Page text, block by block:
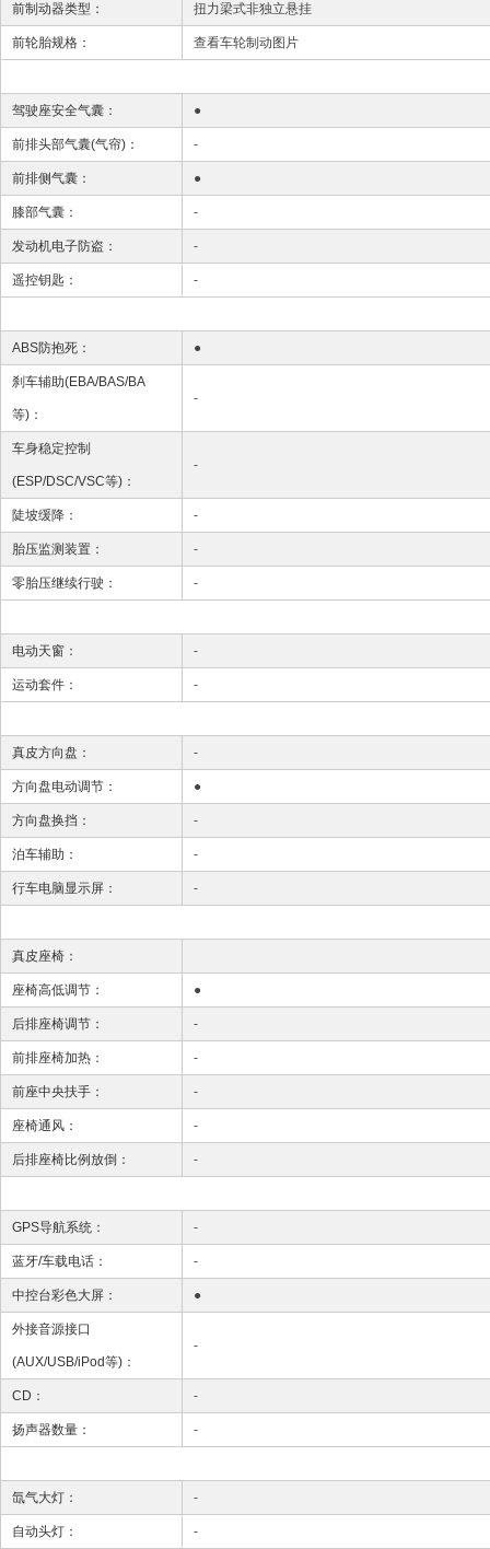
前制动器类型： 扭力梁式非独立悬挂
前轮胎规格： 查看车轮制动图片
驾驶座安全气囊： ●
前排头部气囊(气帘)： -
前排侧气囊： ●
膝部气囊： -
发动机电子防盗： -
遥控钥匙： -
ABS防抱死： ●
刹车辅助(EBA/BAS/BA
等)：
-
车身稳定控制
(ESP/DSC/VSC等)：
-
陡坡缓降： -
胎压监测装置： -
零胎压继续行驶： -
电动天窗： -
运动套件： -
真皮方向盘： -
方向盘电动调节： ●
方向盘换挡： -
泊车辅助： -
行车电脑显示屏： -
真皮座椅：
座椅高低调节： ●
后排座椅调节： -
前排座椅加热： -
前座中央扶手： -
座椅通风： -
后排座椅比例放倒： -
GPS导航系统： -
蓝牙/车载电话： -
中控台彩色大屏： ●
外接音源接口
(AUX/USB/iPod等)：
-
CD： -
扬声器数量： -
氙气大灯： -
自动头灯： -